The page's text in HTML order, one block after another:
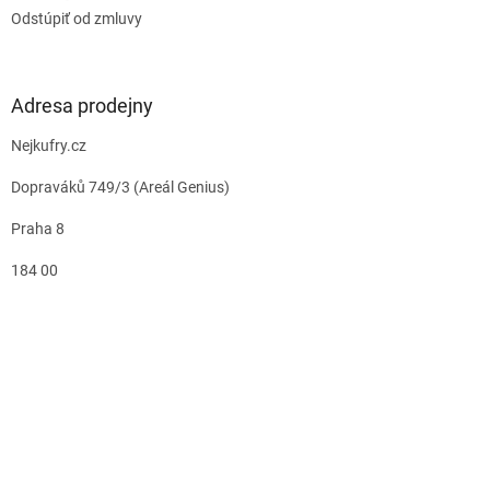
Odstúpiť od zmluvy
Adresa prodejny
Nejkufry.cz
Dopraváků 749/3 (Areál Genius)
Praha 8
184 00